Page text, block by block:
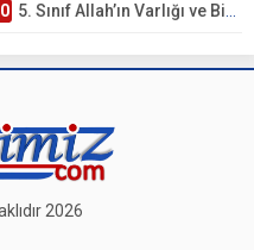
5. Sınıf Allah’ın Varlığı ve Birliği Testi – Online Çöz
2026